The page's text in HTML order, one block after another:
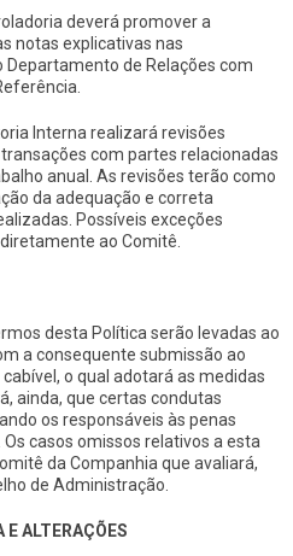
deverá promover a
notas explicativas nas
Departamento de Relações com
Interna realizará revisões
com partes relacionadas
anual. As revisões terão como
da adequação e correta
Possíveis exceções
ao Comitê.
desta Política serão levadas ao
a consequente submissão ao
o qual adotará as medidas
ainda, que certas condutas
os responsáveis às penas
casos omissos relativos a esta
da Companhia que avaliará,
de Administração.
E ALTERAÇÕES